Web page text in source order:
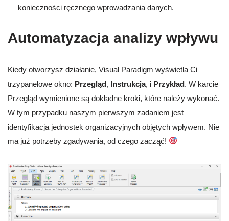
konieczności ręcznego wprowadzania danych.
Automatyzacja analizy wpływu
Kiedy otworzysz działanie, Visual Paradigm wyświetla Ci
trzypanelowe okno: Przegląd, Instrukcja, i Przykład. W karcie
Przegląd wymienione są dokładne kroki, które należy wykonać.
W tym przypadku naszym pierwszym zadaniem jest
identyfikacja jednostek organizacyjnych objętych wpływem. Nie
ma już potrzeby zgadywania, od czego zacząć!